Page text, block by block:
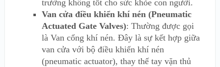
trường không tốt cho sức khỏe con người.
Van cửa điều khiển khí nén (Pneumatic
Actuated Gate Valves): Thường được gọi
là Van cổng khí nén. Đây là sự kết hợp giữa
van cửa với bộ điều khiển khí nén
(pneumatic actuator), thay thế tay vặn thủ